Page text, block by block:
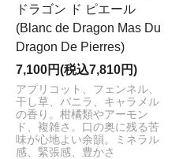
ドラゴン ド ピエール
(Blanc de Dragon Mas Du
Dragon De Pierres)
7,100円(税込7,810円)
アプリコット、フェンネル、
干し草、バニラ、キャラメル
の香り。柑橘類やアーモン
ド、複雑さ。口の奥に残る苦
味が心地よい余韻。ミネラル
感、緊張感、豊かさ